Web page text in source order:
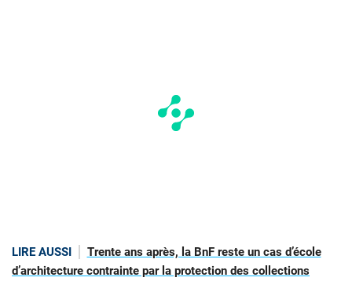
LIRE AUSSI
Trente ans après, la BnF reste un cas d’école
d’architecture contrainte par la protection des collections